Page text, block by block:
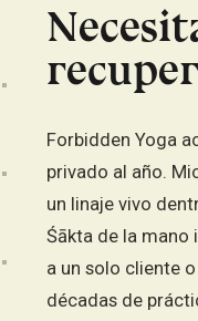
Forbidden Yoga
privado al año.
un linaje vivo
Śākta de la mano
a un solo cliente
décadas de